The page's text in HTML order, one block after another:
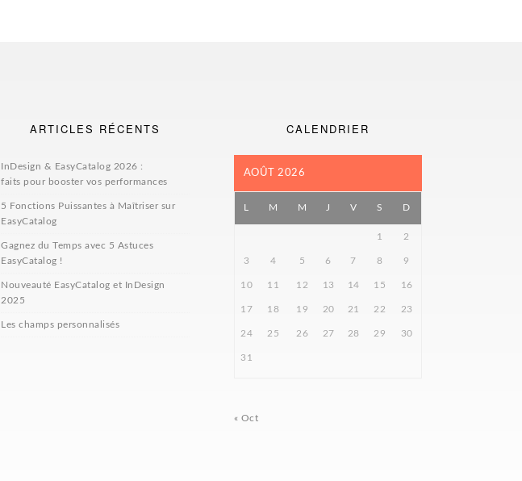
ARTICLES RÉCENTS
InDesign & EasyCatalog 2026 :
faits pour booster vos performances
5 Fonctions Puissantes à Maîtriser sur
EasyCatalog
Gagnez du Temps avec 5 Astuces
EasyCatalog !
Nouveauté EasyCatalog et InDesign
2025
Les champs personnalisés
CALENDRIER
AOÛT 2026
L M M J V S D
1 2
3 4 5 6 7 8 9
10 11 12 13 14 15 16
17 18 19 20 21 22 23
24 25 26 27 28 29 30
31
« Oct